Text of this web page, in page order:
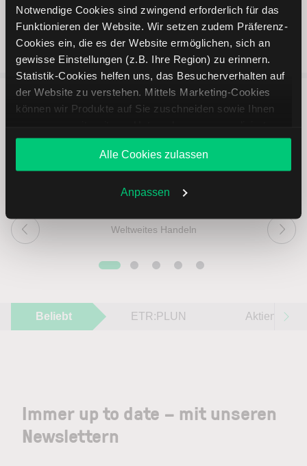
Notwendige Cookies sind zwingend erforderlich für das
Funktionieren der Website. Wir setzen zudem Präferenz-
Cookies ein, die es der Website ermöglichen, sich an
gewisse Einstellungen (z.B. Ihre Region) zu erinnern.
Statistik-Cookies helfen uns, das Besucherverhalten auf
der Website zu verstehen. Mittels Marketing-Cookies
können wir Produkte auf Sie zuschneiden sowie Ihnen
Angebote unterbreiten. Sie entscheiden, welche Cookies
Sie zulassen oder ablehnen. Ihre Entscheidung können
Sie jederzeit in denCookie-Einstellungenändern.
Weitere Infos auch in unsererDatenschutzerklärung
Alle Cookies zulassen
Anpassen
Online Broker LYNX
Weltweites Handeln
Beliebt ETR:PLUN Aktien im
Immer up to date – mit unseren
Newslettern